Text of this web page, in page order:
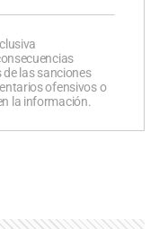
de las sanciones
ofensivos o
la información.